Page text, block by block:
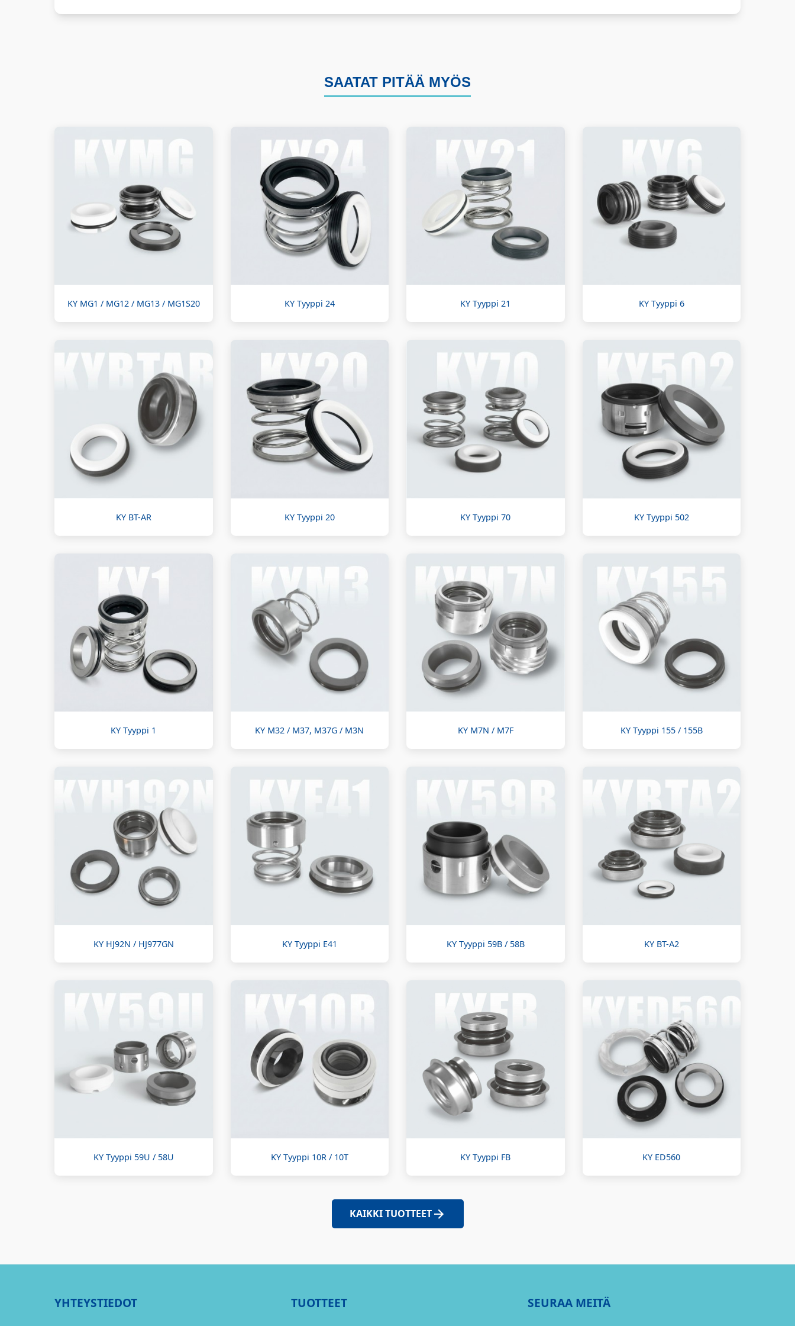
SAATAT PITÄÄ MYÖS
KY MG1 / MG12 / MG13 / MG1S20 KY Tyyppi 24 KY Tyyppi 21 KY Tyyppi 6
KY BT-AR KY Tyyppi 20 KY Tyyppi 70 KY Tyyppi 502
KY Tyyppi 1 KY M32 / M37, M37G / M3N KY M7N / M7F KY Tyyppi 155 / 155B
KY HJ92N / HJ977GN KY Tyyppi E41 KY Tyyppi 59B / 58B KY BT-A2
KY Tyyppi 59U / 58U KY Tyyppi 10R / 10T KY Tyyppi FB KY ED560
KAIKKI TUOTTEET
YHTEYSTIEDOT TUOTTEET SEURAA MEITÄ